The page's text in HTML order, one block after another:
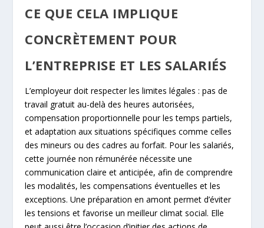
CE QUE CELA IMPLIQUE
CONCRÈTEMENT POUR
L’ENTREPRISE ET LES SALARIÉS
L’employeur doit respecter les limites légales : pas de
travail gratuit au-delà des heures autorisées,
compensation proportionnelle pour les temps partiels,
et adaptation aux situations spécifiques comme celles
des mineurs ou des cadres au forfait. Pour les salariés,
cette journée non rémunérée nécessite une
communication claire et anticipée, afin de comprendre
les modalités, les compensations éventuelles et les
exceptions. Une préparation en amont permet d’éviter
les tensions et favorise un meilleur climat social. Elle